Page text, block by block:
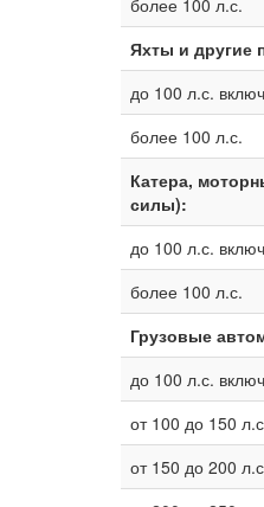
более 100 л.с.
Яхты и другие
до 100 л.с.
более 100 л.с.
Катера,
силы):
до 100 л.с.
более 100 л.с.
Грузовые
до 100 л.с.
от 100 до 150
от 150 до 200